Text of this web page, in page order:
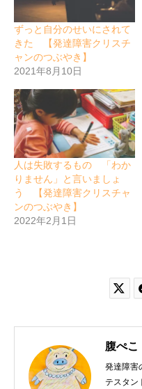
ずっと自分のせいにされて
きた 【発達障害クリスチ
ャンのつぶやき】
2021年8月10日
人は失敗するもの 「わか
りません」と言いましょ
う 【発達障害クリスチャ
ンのつぶやき】
2022年2月1日

腹ぺこ
発達障害
テスタン